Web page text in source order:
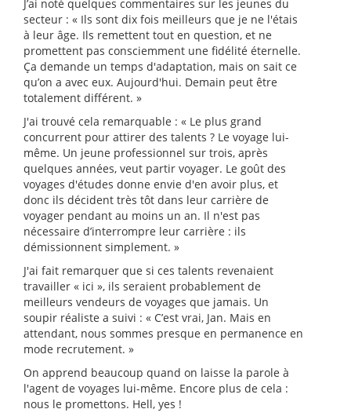
J’ai noté quelques commentaires sur les jeunes du
secteur : « Ils sont dix fois meilleurs que je ne l'étais
à leur âge. Ils remettent tout en question, et ne
promettent pas consciemment une fidélité éternelle.
Ça demande un temps d'adaptation, mais on sait ce
qu’on a avec eux. Aujourd'hui. Demain peut être
totalement différent. »
J'ai trouvé cela remarquable : « Le plus grand
concurrent pour attirer des talents ? Le voyage lui-
même. Un jeune professionnel sur trois, après
quelques années, veut partir voyager. Le goût des
voyages d'études donne envie d'en avoir plus, et
donc ils décident très tôt dans leur carrière de
voyager pendant au moins un an. Il n'est pas
nécessaire d’interrompre leur carrière : ils
démissionnent simplement. »
J'ai fait remarquer que si ces talents revenaient
travailler « ici », ils seraient probablement de
meilleurs vendeurs de voyages que jamais. Un
soupir réaliste a suivi : « C’est vrai, Jan. Mais en
attendant, nous sommes presque en permanence en
mode recrutement. »
On apprend beaucoup quand on laisse la parole à
l'agent de voyages lui-même. Encore plus de cela :
nous le promettons. Hell, yes !